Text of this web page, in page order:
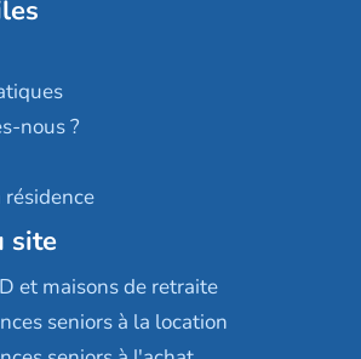
d'or
services Villa Médicis
nous ?
site
et maisons de retraite
seniors à la location